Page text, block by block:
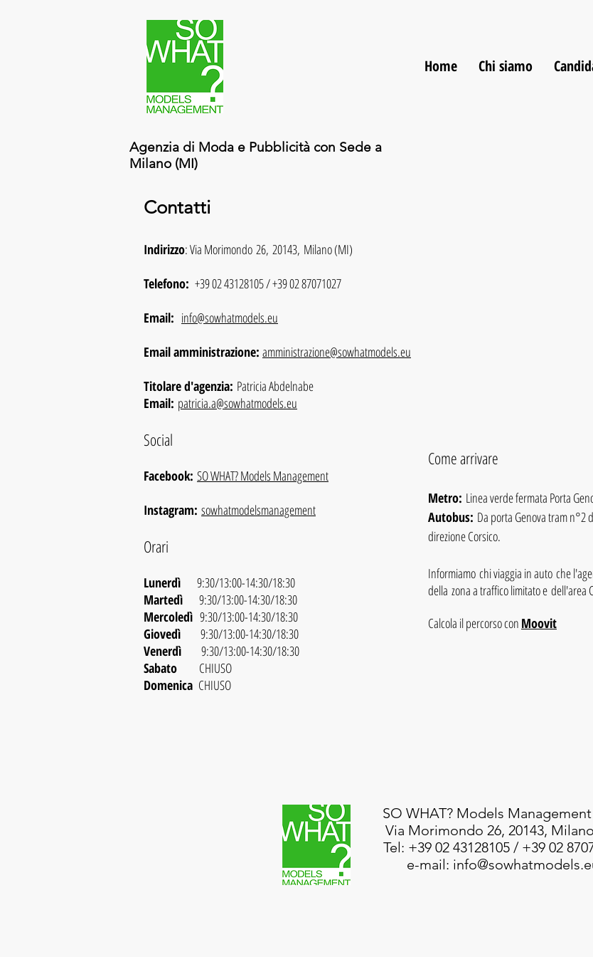
Home Chi siamo
Agenzia di Moda e Pubblicità con Sede a
Milano (MI)
Contatti
Indirizzo: Via Morimondo 26, 20143, Milano (MI)
Telefono: +39 02 43128105 / +39 02 87071027
Email: info@sowhatmodels.eu
Email amministrazione: amministrazione@sowhatmodels.eu
Titolare d'agenzia: Patricia Abdelnabe
Email: patricia.a@sowhatmodels.eu
Social
Facebook: SO WHAT? Models Management
Instagram: sowhatmodelsmanagement
Orari
Lunerdì 9:30/13:00-14:30/18:30
Martedì 9:30/13:00-14:30/18:30
Mercoledì 9:30/13:00-14:30/18:30
Giovedì 9:30/13:00-14:30/18:30
Venerdì 9:30/13:00-14:30/18:30
Sabato CHIUSO
Domenica CHIUSO
Come arrivare
Metro: Linea verde fermata Porta
Autobus: Da porta Genova tram n°2
direzione Corsico.
Informiamo chi viaggia in auto che
della zona a traffico limitato e dell'area
Calcola il percorso con Moovit
SO WHAT? Models
Via Morimondo 26, 20143,
Tel: +39 02 43128105 / +39 02
e-mail: